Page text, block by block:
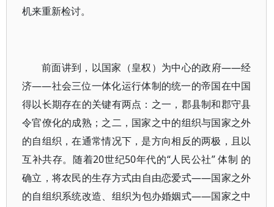
机来重新检讨。
前面讲到，以国家（皇权）为中心的政府——经
济——社会三位一体化运行体制的统一的帝国在中国
得以长期存在的关键有两点：之一，郡县制和郡守县
令官僚化的成熟；之二，国家之中的组织与国家之外
的自组织，在通常情况下，是方向相反的两极，且以
互补共存。随着20世纪50年代的“人民公社” 体制 的
确立，将农民的生存方式由自由恋爱式——国家之外
的自组织系统改造、组织为包办婚姻式——国家之中